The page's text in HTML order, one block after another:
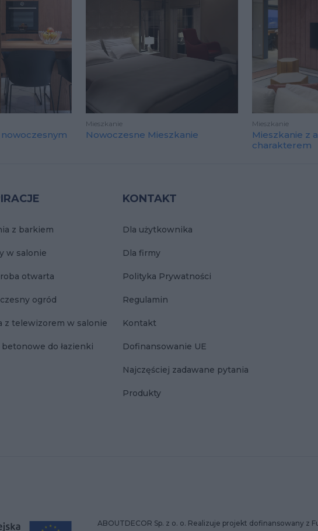
Mieszkanie
Nowoczesne Mieszkanie
Mieszkanie
Mieszkanie z
charakterem
z barkiem
w salonie
otwarta
ogród
z telewizorem w salonie
betonowe do łazienki
KONTAKT
Dla użytkownika
Dla firmy
Polityka Prywatności
Regulamin
Kontakt
Dofinansowanie UE
Najczęściej zadawane pytania
Produkty
ABOUTDECOR Sp. z o. o. Realizuje projekt dofinansowany z